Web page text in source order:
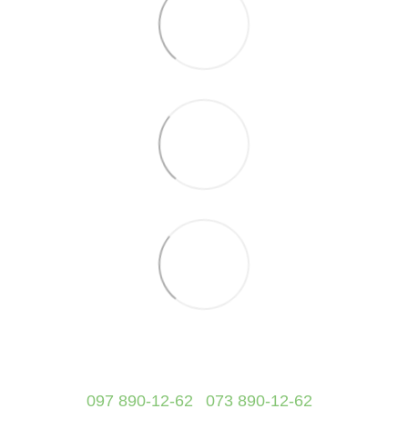
097 890-12-62 073 890-12-62